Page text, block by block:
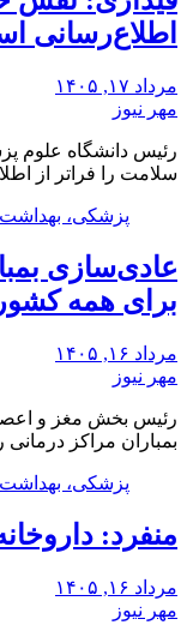
اطلاع‌رسانی
مرداد ۱۷, ۱۴۰۵
مهر نیوز
رئیس دانشگاه علوم
سلامت را فراتر از
پزشکی، بهداشت
عادی‌سازی
برای همه
مرداد ۱۶, ۱۴۰۵
مهر نیوز
رئیس بخش مغز و
بمباران مراکز
پزشکی، بهداشت
منفرد:
مرداد ۱۶, ۱۴۰۵
مهر نیوز